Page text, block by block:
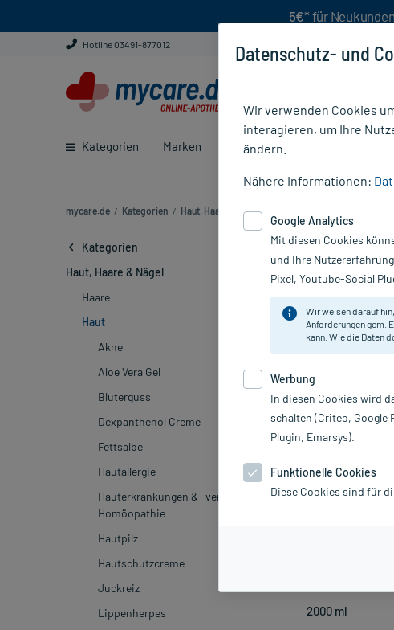
5€* für
Hotline 03491-877012
Kategorien Marken Ratgeber
mycare.de / Kategorien / Haut, Haare & Nägel
Kategorien
Haut, Haare & Nägel
Haare
Haut
Akne
Aloe Vera Gel
Bluterguss
Dexpanthenol Creme
Fettsalbe
Hautallergie
Hauterkrankungen & -verletzungen
Homöopathie
Hautpilz
Hautschutzcreme
Juckreiz
Lippenherpes
Hautprodukte
Sortieren Relevanz
Datenschutz- und
Wir verwenden Cookies
interagieren, um Ihre
ändern.
Nähere Informationen:
Google Analytics
Mit diesen Cookies
und Ihre
Pixel, Youtube-Social
Wir weisen darauf
Anforderungen gem.
kann. Wie die Daten
Werbung
In diesen Cookies wird
schalten (Criteo, Google
Plugin, Emarsys).
Funktionelle Cookies
Diese Cookies sind für